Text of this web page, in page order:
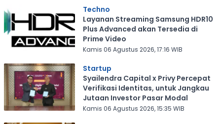
Techno
Layanan Streaming Samsung HDR10
Plus Advanced akan Tersedia di
Prime Video
Kamis 06 Agustus 2026, 17:16 WIB
Startup
Syailendra Capital x Privy Percepat
Verifikasi Identitas, untuk Jangkau
Jutaan Investor Pasar Modal
Kamis 06 Agustus 2026, 15:35 WIB